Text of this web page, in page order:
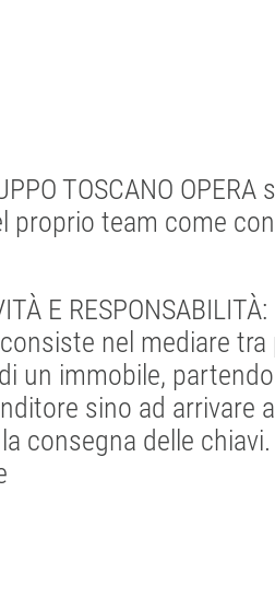
TOSCANO OPERA
proprio team come
E RESPONSABILITÀ:
nel mediare
un immobile,
sino ad arrivare
consegna delle chiavi.